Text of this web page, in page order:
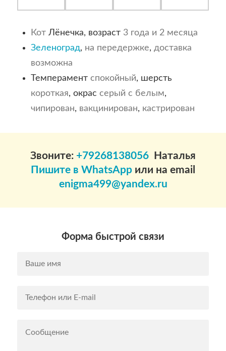
КотЛёнечка, возраст 3 года и 2 месяца
Зеленоград, на передержке, доставка
возможна
Темперамент спокойный, шерсть
короткая, окрас серый с белым,
чипирован, вакцинирован, кастрирован
Звоните: +79268138056 Наталья
Пишите в WhatsApp или на email
enigma499@yandex.ru
Форма быстрой связи